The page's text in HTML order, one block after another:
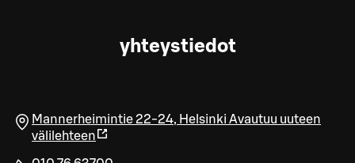
yhteystiedot
Mannerheimintie 22-24, Helsinki Avautuu uuteen
välilehteen